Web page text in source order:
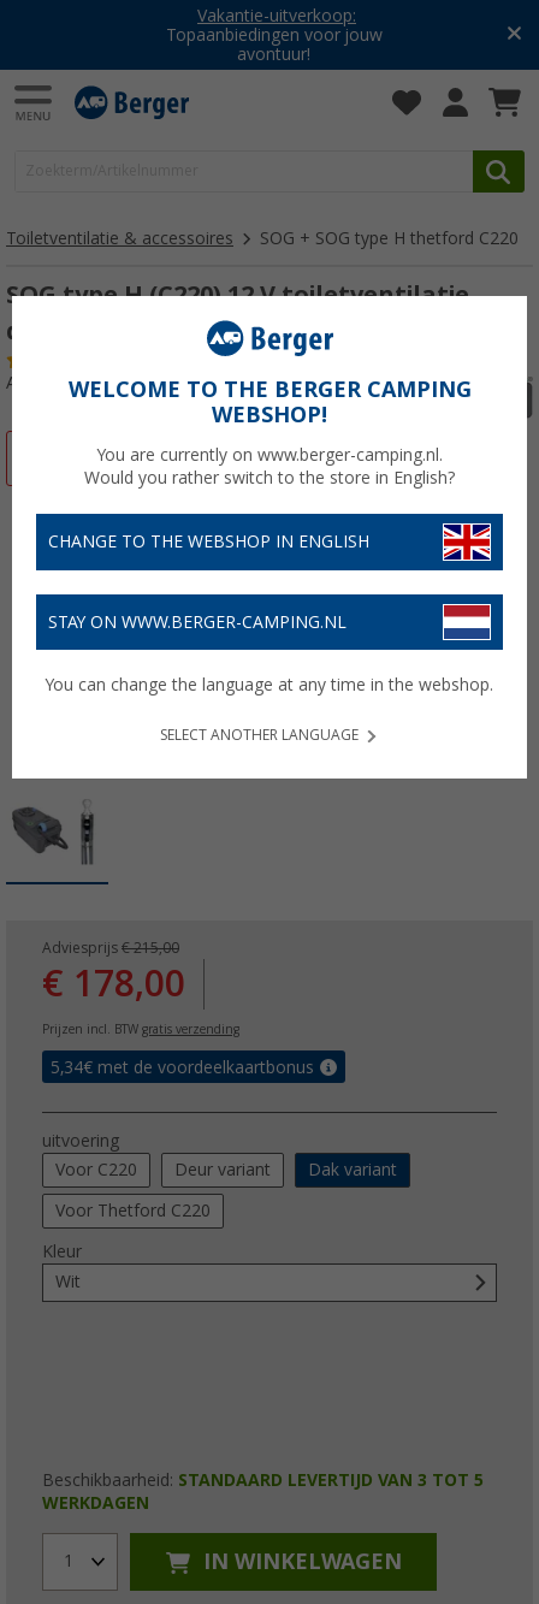
Vakantie-uitverkoop:
Topaanbiedingen voor jouw
avontuur!
Toiletventilatie & accessoires SOG + SOG type H thetford C220
SOG type H (C220) 12 V toiletventilatie
dakvariant donkergrijs
Artikelnr: 611381
Adviesprijs € 215,00
€ 178,00
Prijzen incl. BTW gratis verzending
5,34€ met de voordeelkaartbonus
uitvoering
Voor C220
Deur variant Dak variant
Voor Thetford C220
Kleur
Wit
Beschikbaarheid: STANDAARD LEVERTIJD VAN 3 TOT 5
WERKDAGEN
1 IN WINKELWAGEN
WELCOME TO THE BERGER CAMPING
WEBSHOP!
You are currently on www.berger-camping.nl.
Would you rather switch to the store in English?
CHANGE TO THE WEBSHOP IN ENGLISH
STAY ON WWW.BERGER-CAMPING.NL
You can change the language at any time in the webshop.
SELECT ANOTHER LANGUAGE